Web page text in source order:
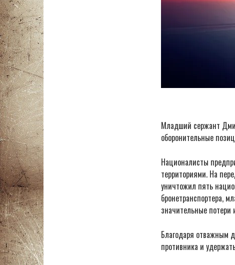
Младший сержант
оборонительные
Националисты
территориями. На
уничтожил пять
бронетранспортера,
значительные
Благодаря отважным
противника и